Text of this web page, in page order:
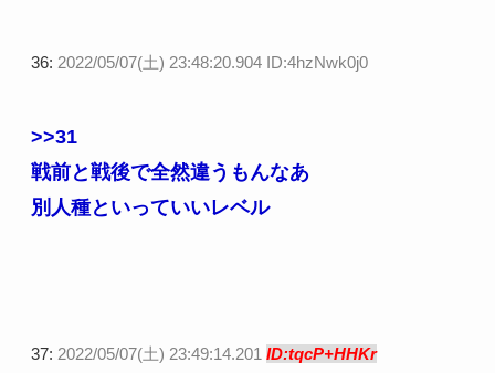
36: 2022/05/07(土) 23:48:20.904 ID:4hzNwk0j0
>>31
戦前と戦後で全然違うもんなあ
別人種といっていいレベル
37: 2022/05/07(土) 23:49:14.201 ID:tqcP+HHKr